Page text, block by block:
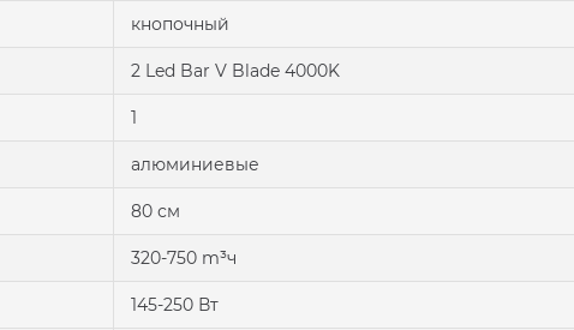
кнопочный
2 Led Bar V Blade 4000K
1
алюминиевые
80 см
320-750 m³ч
145-250 Вт